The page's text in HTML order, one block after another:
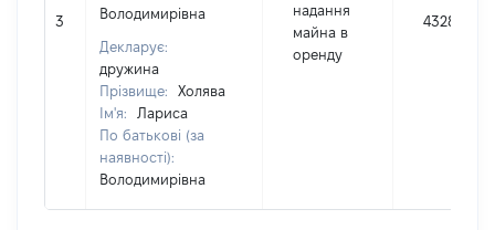
3
Володимирівна
Декларує:
дружина
Прізвище:
Холява
Ім'я:
Лариса
По батькові (за
наявності):
Володимирівна
надання
майна в
оренду
4328